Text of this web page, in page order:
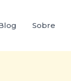
Sobre